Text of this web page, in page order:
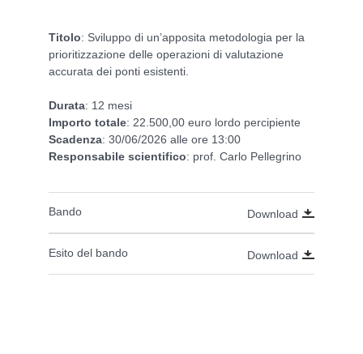
Titolo: Sviluppo di un’apposita metodologia per la
prioritizzazione delle operazioni di valutazione
accurata dei ponti esistenti.
Durata: 12 mesi
Importo totale: 22.500,00 euro lordo percipiente
Scadenza: 30/06/2026 alle ore 13:00
Responsabile scientifico: prof. Carlo Pellegrino
Bando Download
Esito del bando Download